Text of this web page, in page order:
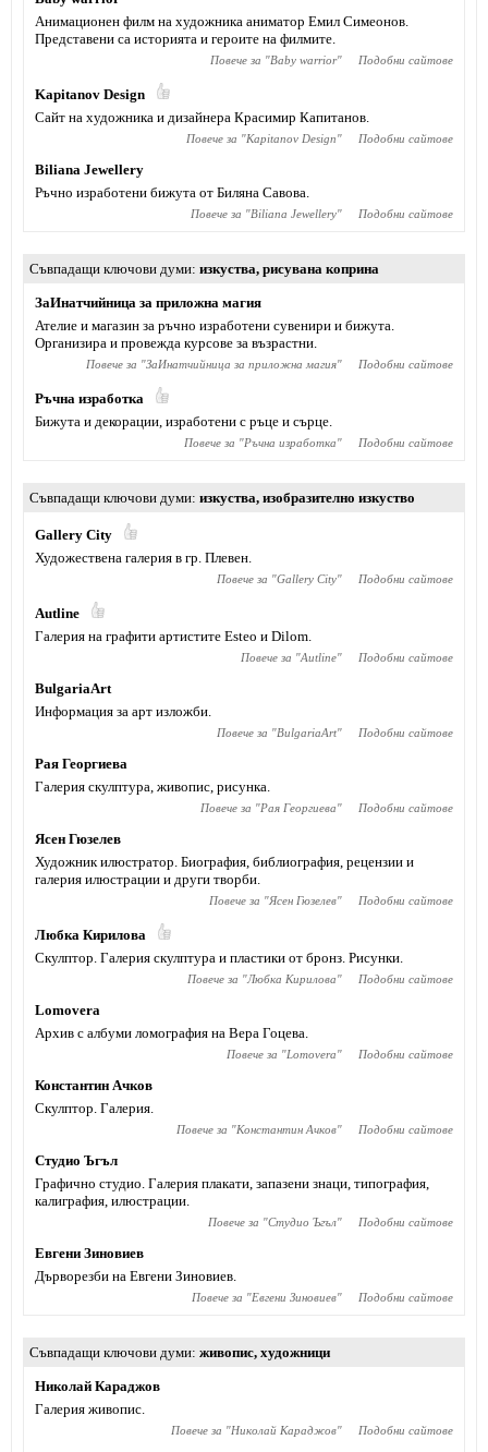
Анимационен филм на художника аниматор Емил Симеонов.
Представени са историята и героите на филмите.
Повече за "Baby warrior" Подобни сайтове
Kapitanov Design
Сайт на художника и дизайнера Красимир Капитанов.
Повече за "Kapitanov Design" Подобни сайтове
Biliana Jewellery
Ръчно изработени бижута от Биляна Савова.
Повече за "Biliana Jewellery" Подобни сайтове
Съвпадащи ключови думи изкуства, рисувана коприна
ЗаИнатчийница за приложна магия
Ателие и магазин за ръчно изработени сувенири и бижута.
Организира и провежда курсове за възрастни.
Повече за "ЗаИнатчийница за приложна магия" Подобни сайтове
Ръчна изработка
Бижута и декорации, изработени с ръце и сърце.
Повече за "Ръчна изработка" Подобни сайтове
Съвпадащи ключови думи изкуства, изобразително изкуство
Gallery City
Художествена галерия в гр. Плевен.
Повече за "Gallery City" Подобни сайтове
Autline
Галерия на графити артистите Esteo и Dilom.
Повече за "Autline" Подобни сайтове
BulgariaArt
Информация за арт изложби.
Повече за "BulgariaArt" Подобни сайтове
Рая Георгиева
Галерия скулптура, живопис, рисунка.
Повече за "Рая Георгиева" Подобни сайтове
Ясен Гюзелев
Художник илюстратор. Биография, библиография, рецензии и
галерия илюстрации и други творби.
Повече за "Ясен Гюзелев" Подобни сайтове
Любка Кирилова
Скулптор. Галерия скулптура и пластики от бронз. Рисунки.
Повече за "Любка Кирилова" Подобни сайтове
Lomovera
Архив с албуми ломография на Вера Гоцева.
Повече за "Lomovera" Подобни сайтове
Константин Ачков
Скулптор. Галерия.
Повече за "Константин Ачков" Подобни сайтове
Студио Ъгъл
Графично студио. Галерия плакати, запазени знаци, типография,
калиграфия, илюстрации.
Повече за "Студио Ъгъл" Подобни сайтове
Евгени Зиновиев
Дърворезби на Евгени Зиновиев.
Повече за "Евгени Зиновиев" Подобни сайтове
Съвпадащи ключови думи живопис, художници
Николай Караджов
Галерия живопис.
Повече за "Николай Караджов" Подобни сайтове